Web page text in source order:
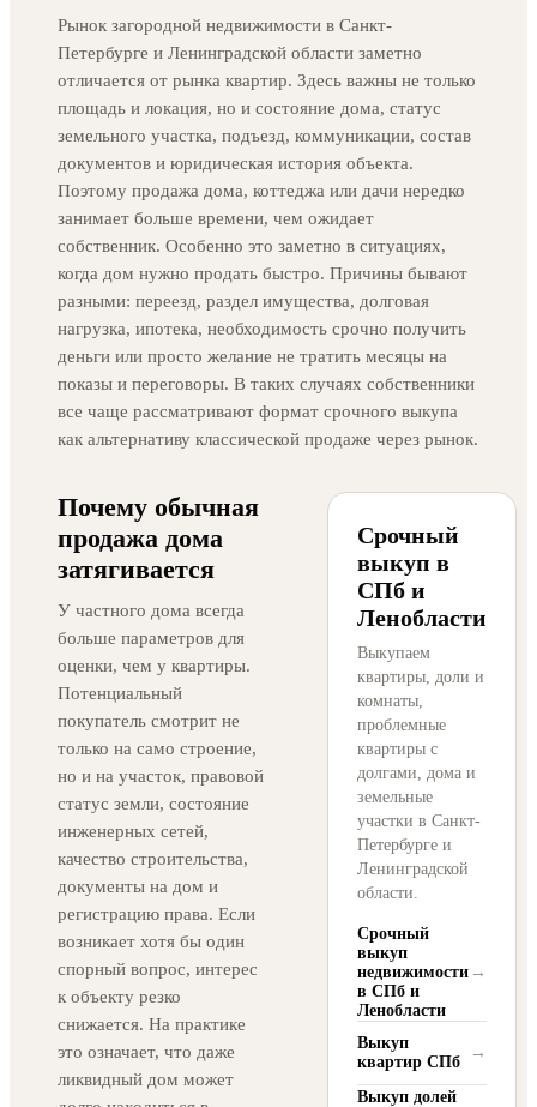
Рынок загородной недвижимости в Санкт-
Петербурге и Ленинградской области заметно
отличается от рынка квартир. Здесь важны не только
площадь и локация, но и состояние дома, статус
земельного участка, подъезд, коммуникации, состав
документов и юридическая история объекта.
Поэтому продажа дома, коттеджа или дачи нередко
занимает больше времени, чем ожидает
собственник. Особенно это заметно в ситуациях,
когда дом нужно продать быстро. Причины бывают
разными: переезд, раздел имущества, долговая
нагрузка, ипотека, необходимость срочно получить
деньги или просто желание не тратить месяцы на
показы и переговоры. В таких случаях собственники
все чаще рассматривают формат срочного выкупа
как альтернативу классической продаже через рынок.
Почему обычная
продажа дома
затягивается
У частного дома всегда
больше параметров для
оценки, чем у квартиры.
Потенциальный
покупатель смотрит не
только на само строение,
но и на участок, правовой
статус земли, состояние
инженерных сетей,
качество строительства,
документы на дом и
регистрацию права. Если
возникает хотя бы один
спорный вопрос, интерес
к объекту резко
снижается. На практике
это означает, что даже
ликвидный дом может
Срочный
выкуп в
СПб и
Ленобласти
Выкупаем
квартиры, доли и
комнаты,
проблемные
квартиры с
долгами, дома и
земельные
участки в Санкт-
Петербурге и
Ленинградской
области.
Срочный
выкуп
недвижимости
в СПб и
Ленобласти
→
Выкуп
квартир СПб
→
Выкуп долей